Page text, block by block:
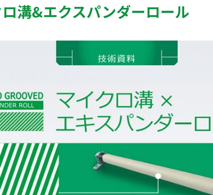
溝&エクスパンダーロール